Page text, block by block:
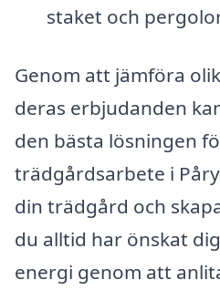
staket och
Genom att jämföra
deras erbjudanden
den bästa lösningen
trädgårdsarbete i
din trädgård och
du alltid har önskat
energi genom att